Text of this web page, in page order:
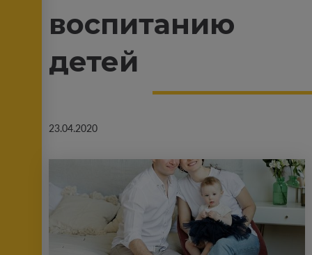
воспитанию
детей
23.04.2020